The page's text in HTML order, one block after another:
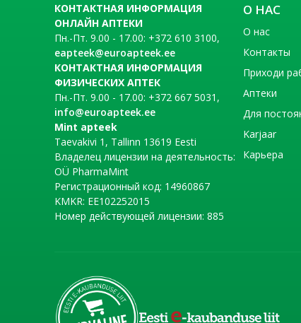
КОНТАКТНАЯ ИНФОРМАЦИЯ
ОНЛАЙН АПТЕКИ
Пн.-Пт. 9.00 - 17.00: +372 610 3100,
eapteek@euroapteek.ee
КОНТАКТНАЯ ИНФОРМАЦИЯ
ФИЗИЧЕСКИХ АПТЕК
Пн.-Пт. 9.00 - 17.00: +372 667 5031,
info@euroapteek.ee
Mint apteek
Taevakivi 1, Tallinn 13619 Eesti
Владелец лицензии на деятельность:
OÜ PharmaMint
Регистрационный код: 14960867
KMKR: EE102252015
Номер действующей лицензии: 885
О НАС
О нас
Контакты
Приходи
Аптеки
Для
Karjaar
Карьера